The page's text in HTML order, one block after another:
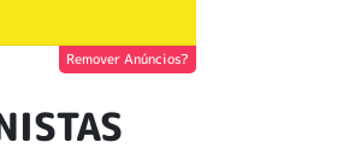
Remover Anúncios?